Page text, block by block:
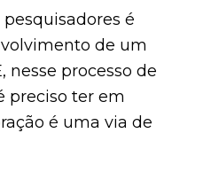
é
de um
nesse processo de
preciso ter em
é uma via de